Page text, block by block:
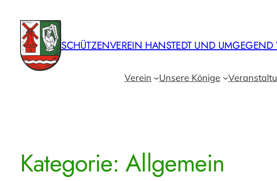
SCHÜTZENVEREIN HANSTEDT UND
Verein Unsere Könige
Kategorie:Allgemein